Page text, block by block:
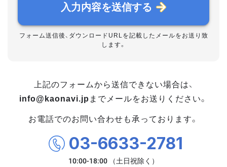
入力内容を送信する
フォーム送信後、ダウンロードURLを記載したメールをお送り致
します。
上記のフォームから送信できない場合は、
info@kaonavi.jp までメールをお送りください。
お電話でのお問い合わせも承っております。
03-6633-2781